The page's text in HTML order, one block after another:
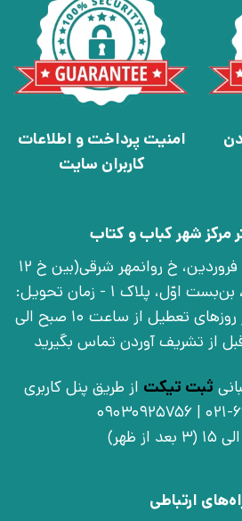
امنیت پرداخت و اطلاعات
کاربران سایت
مرکز شهر کباب و کتاب
تهران، خ انقلاب، خ 12 فروردین، خ روانمهر شرقی(بین خ 12
فروردین و خ فخر رازی)، بن‌بست اوّل، پلاک 1 - زمان تحویل:
شنبه تا چهارشنبه به جز روزهای تعطیل از ساعت 10 صبح الی
ثبت تیکت از طریق پنل کاربری
ارتباطی